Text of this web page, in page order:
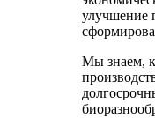
улучшение
Мы знаем,